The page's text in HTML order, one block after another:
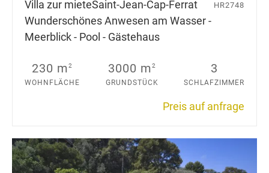
Villa zur mieteSaint-Jean-Cap-Ferrat
Wunderschönes Anwesen am Wasser -
Meerblick - Pool - Gästehaus
HR2748
230 m2
WOHNFLÄCHE
3000 m2
GRUNDSTÜCK
3
SCHLAFZIMMER
Preis auf anfrage